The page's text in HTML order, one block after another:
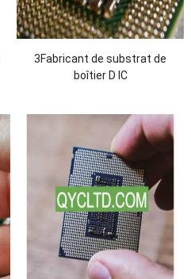
3Fabricant de substrat de
boîtier D IC